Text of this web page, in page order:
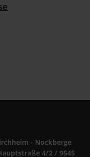
- Nockberge
4/2 / 9545